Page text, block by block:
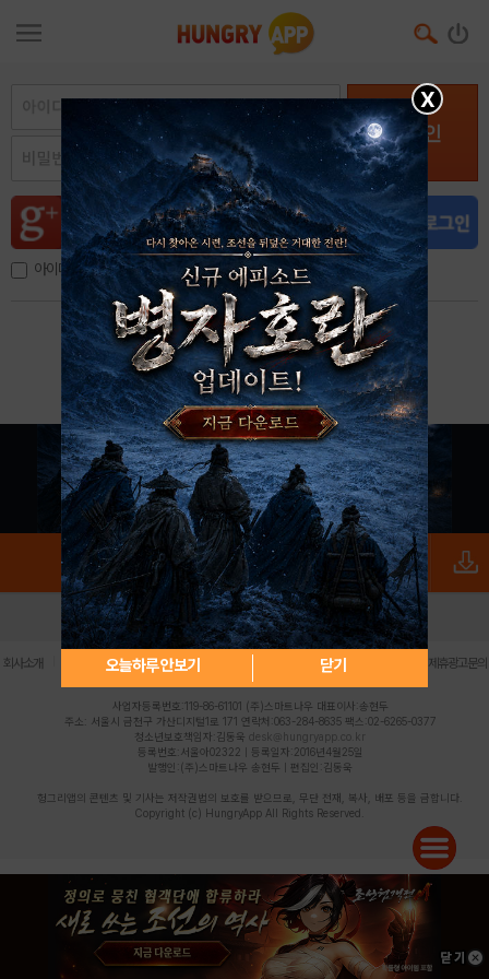
로그인
아이디, 이메일 저장
아이디 / 비밀번호 찾기 회원가입
X
오늘하루 안보기 닫기
로그인 PC버전 전체앱
회사소개 | 개인정보 처리방침 불법촬영물 신고센터 제휴광고문의
사업자등록번호:119-86-61101 (주)스마트나우 대표이사:송현두
주소: 서울시 금천구 가산디지털1로 171 연락처:063-284-8635 팩스:02-6265-0377
청소년보호책임자:김동욱 desk@hungryapp.co.kr
등록번호:서울아02322 | 등록일자:2016년4월25일
발행인:(주)스마트나우 송현두 | 편집인:김동욱
헝그리앱의 콘텐츠 및 기사는 저작권법의 보호를 받으므로, 무단 전재, 복사, 배포 등을 금합니다.
Copyright (c) HungryApp All Rights Reserved.